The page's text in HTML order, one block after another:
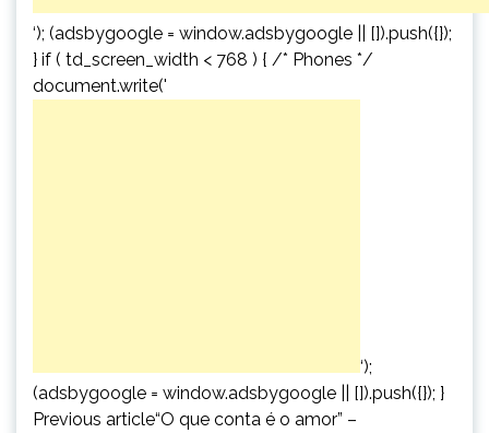
‘); (adsbygoogle = window.adsbygoogle || []).push({});
} if ( td_screen_width < 768 ) { /* Phones */
document.write('
‘);
(adsbygoogle = window.adsbygoogle || []).push({}); }
Previous article“O que conta é o amor” –